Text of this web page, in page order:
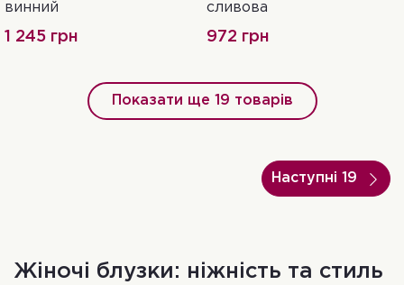
винний
1 245 грн
сливова
972 грн
Показати ще 19 товарів
Наступні 19
Жіночі блузки: ніжність та стиль